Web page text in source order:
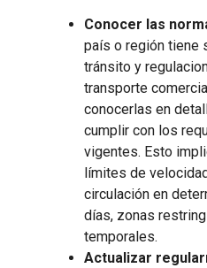
Conocer las
país o región tiene
tránsito y
transporte
conocerlas en
cumplir con los
vigentes. Esto
límites de
circulación en
días, zonas
temporales.
Actualizar